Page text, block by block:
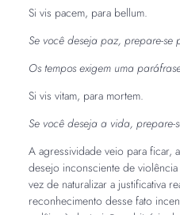
Si vis pacem, para bellum.
Se você deseja paz, prepare-se
Os tempos exigem uma
Si vis vitam, para mortem.
Se você deseja a vida, prepare-
A agressividade veio para ficar,
desejo inconsciente de
vez de naturalizar a justificativa
reconhecimento desse fato